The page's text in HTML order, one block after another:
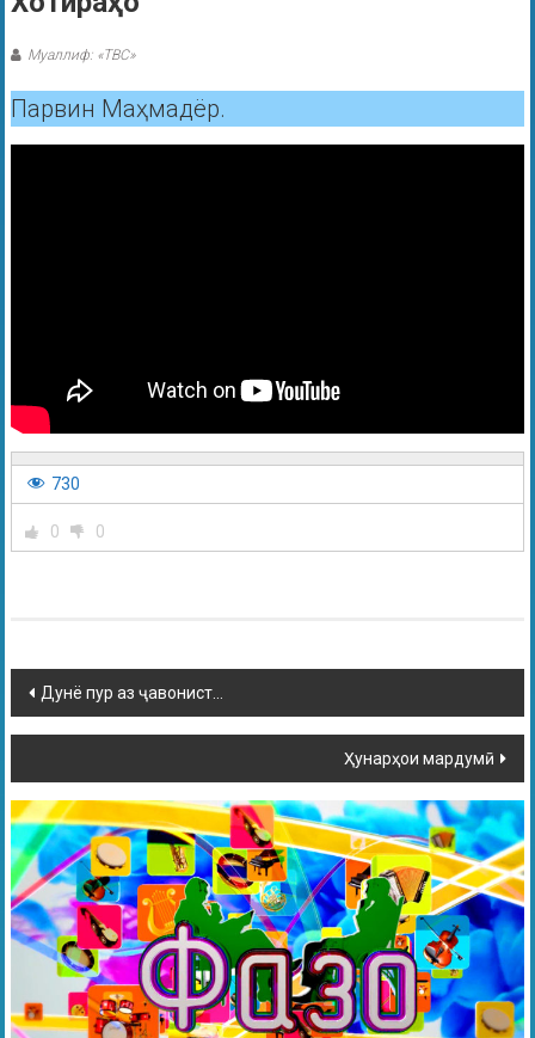
Муаллиф: «ТВС»
Парвин Маҳмадёр.
730
0 0
Дунё пур аз ҷавонист…
Ҳунарҳои мардумӣ